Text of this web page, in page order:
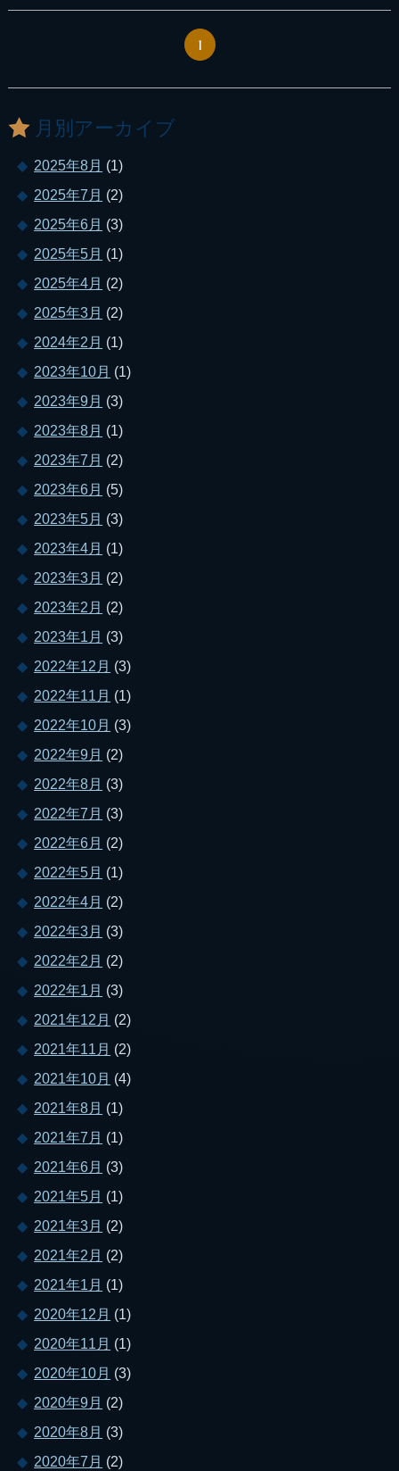
1
月別アーカイブ
2025年8月 (1)
2025年7月 (2)
2025年6月 (3)
2025年5月 (1)
2025年4月 (2)
2025年3月 (2)
2024年2月 (1)
2023年10月 (1)
2023年9月 (3)
2023年8月 (1)
2023年7月 (2)
2023年6月 (5)
2023年5月 (3)
2023年4月 (1)
2023年3月 (2)
2023年2月 (2)
2023年1月 (3)
2022年12月 (3)
2022年11月 (1)
2022年10月 (3)
2022年9月 (2)
2022年8月 (3)
2022年7月 (3)
2022年6月 (2)
2022年5月 (1)
2022年4月 (2)
2022年3月 (3)
2022年2月 (2)
2022年1月 (3)
2021年12月 (2)
2021年11月 (2)
2021年10月 (4)
2021年8月 (1)
2021年7月 (1)
2021年6月 (3)
2021年5月 (1)
2021年3月 (2)
2021年2月 (2)
2021年1月 (1)
2020年12月 (1)
2020年11月 (1)
2020年10月 (3)
2020年9月 (2)
2020年8月 (3)
2020年7月 (2)